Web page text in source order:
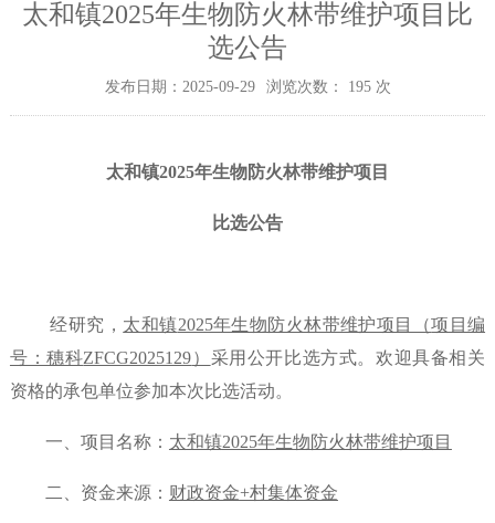
太和镇2025年生物防火林带维护项目比
选公告
发布日期：2025-09-29 浏览次数： 195次
太和镇2025年生物防火林带维护项目
比选公告
经研究， 太和镇2025年生物防火林带维护项目（项目编
号：穗科ZFCG2025129） 采用公开比选方式。欢迎具备相关
资格的承包单位参加本次比选活动。
一、项目名称： 太和镇2025年生物防火林带维护项目
二、资金来源： 财政资金+村集体资金